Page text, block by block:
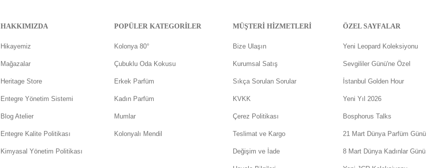
HAKKIMIZDA
Hikayemiz
Mağazalar
Heritage Store
Entegre Yönetim Sistemi
Blog Atelier
Entegre Kalite Politikası
Kimyasal Yönetim Politikası
POPÜLER KATEGORİLER
Kolonya 80°
Çubuklu Oda Kokusu
Erkek Parfüm
Kadın Parfüm
Mumlar
Kolonyalı Mendil
MÜŞTERİ HİZMETLERİ
Bize Ulaşın
Kurumsal Satış
Sıkça Sorulan Sorular
KVKK
Çerez Politikası
Teslimat ve Kargo
Değişim ve İade
ÖZEL SAYFALAR
Yeni Leopard Koleksiyonu
Sevgililer Günü'ne Özel
İstanbul Golden Hour
Yeni Yıl 2026
Bosphorus Talks
21 Mart Dünya Parfüm Günü
8 Mart Dünya Kadınlar Günü